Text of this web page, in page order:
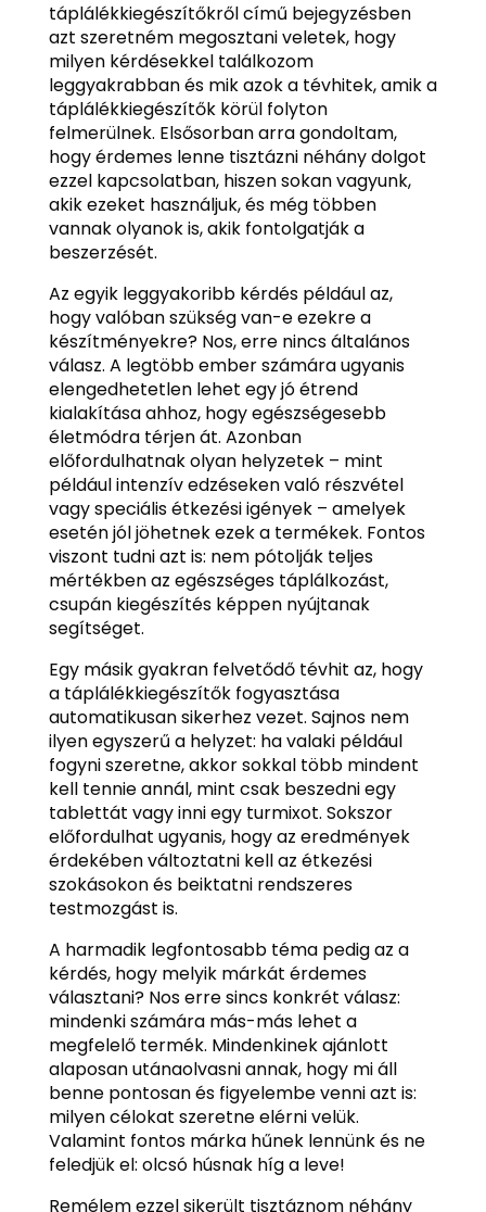
táplálékkiegészítőkről című bejegyzésben
azt szeretném megosztani veletek, hogy
milyen kérdésekkel találkozom
leggyakrabban és mik azok a tévhitek, amik a
táplálékkiegészítők körül folyton
felmerülnek. Elsősorban arra gondoltam,
hogy érdemes lenne tisztázni néhány dolgot
ezzel kapcsolatban, hiszen sokan vagyunk,
akik ezeket használjuk, és még többen
vannak olyanok is, akik fontolgatják a
beszerzését.
Az egyik leggyakoribb kérdés például az,
hogy valóban szükség van-e ezekre a
készítményekre? Nos, erre nincs általános
válasz. A legtöbb ember számára ugyanis
elengedhetetlen lehet egy jó étrend
kialakítása ahhoz, hogy egészségesebb
életmódra térjen át. Azonban
előfordulhatnak olyan helyzetek – mint
például intenzív edzéseken való részvétel
vagy speciális étkezési igények – amelyek
esetén jól jöhetnek ezek a termékek. Fontos
viszont tudni azt is: nem pótolják teljes
mértékben az egészséges táplálkozást,
csupán kiegészítés képpen nyújtanak
segítséget.
Egy másik gyakran felvetődő tévhit az, hogy
a táplálékkiegészítők fogyasztása
automatikusan sikerhez vezet. Sajnos nem
ilyen egyszerű a helyzet: ha valaki például
fogyni szeretne, akkor sokkal több mindent
kell tennie annál, mint csak beszedni egy
tablettát vagy inni egy turmixot. Sokszor
előfordulhat ugyanis, hogy az eredmények
érdekében változtatni kell az étkezési
szokásokon és beiktatni rendszeres
testmozgást is.
A harmadik legfontosabb téma pedig az a
kérdés, hogy melyik márkát érdemes
választani? Nos erre sincs konkrét válasz:
mindenki számára más-más lehet a
megfelelő termék. Mindenkinek ajánlott
alaposan utánaolvasni annak, hogy mi áll
benne pontosan és figyelembe venni azt is:
milyen célokat szeretne elérni velük.
Valamint fontos márka hűnek lennünk és ne
feledjük el: olcsó húsnak híg a leve!
Remélem ezzel sikerült tisztáznom néhány